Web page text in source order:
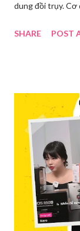
dung đồi trụy. Cơ
tạm giam đối với
dụng điện thoại
nhạy cảm, có
nhận, đơn vị đã
để làm rõ. Kết
(sinh năm
một số đối
đồi trụy nhằm
L.V.D (sinh ...
SHARE POST